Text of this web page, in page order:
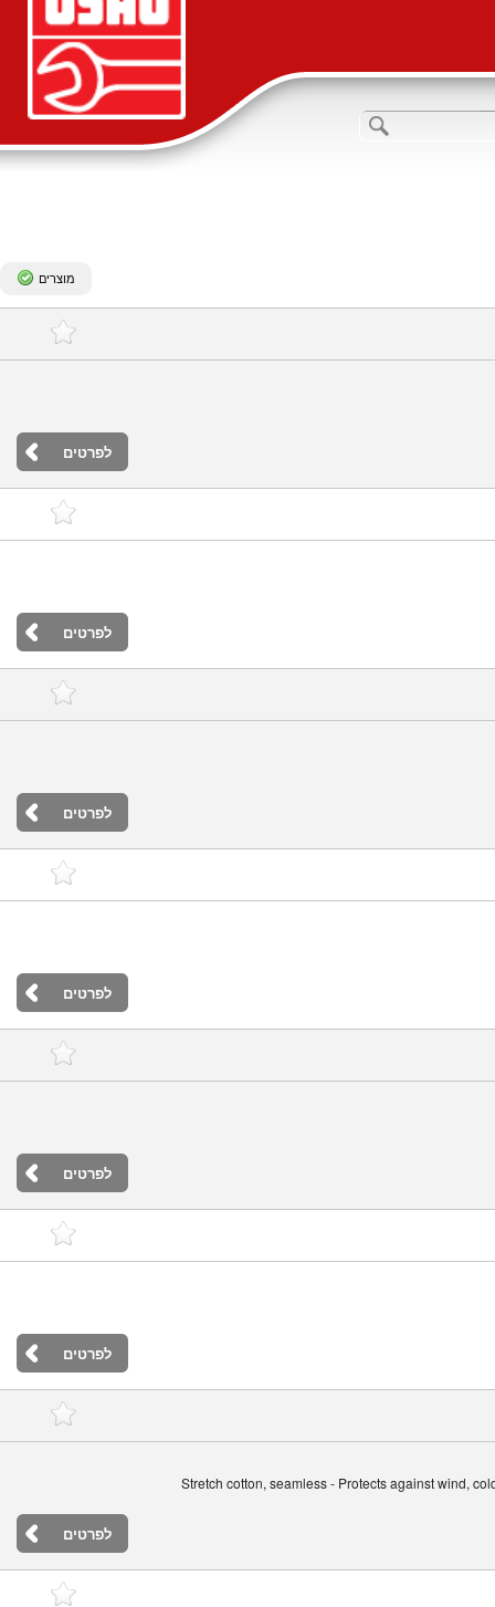
לפרטים
לפרטים
לפרטים
לפרטים
לפרטים
לפרטים
Stretch cotton, seamless - Protects against wind,
לפרטים
מוצרים